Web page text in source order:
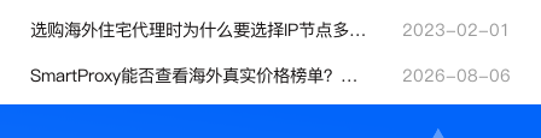
选购海外住宅代理时为什么要选择IP节点多的？有什么区别？
2023-02-01
SmartProxy能否查看海外真实价格榜单？跨境选品代理IP实用解读
2026-08-06